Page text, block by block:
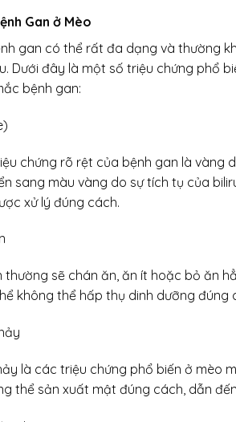
Gan ở Mèo
gan có thể rất đa dạng và thường
Dưới đây là một số triệu chứng phổ
bệnh gan:
chứng rõ rệt của bệnh gan là vàng
sang màu vàng do sự tích tụ của
xử lý đúng cách.
thường sẽ chán ăn, ăn ít hoặc bỏ ăn
không thể hấp thụ dinh dưỡng đúng
là các triệu chứng phổ biến ở mèo
thể sản xuất mật đúng cách, dẫn